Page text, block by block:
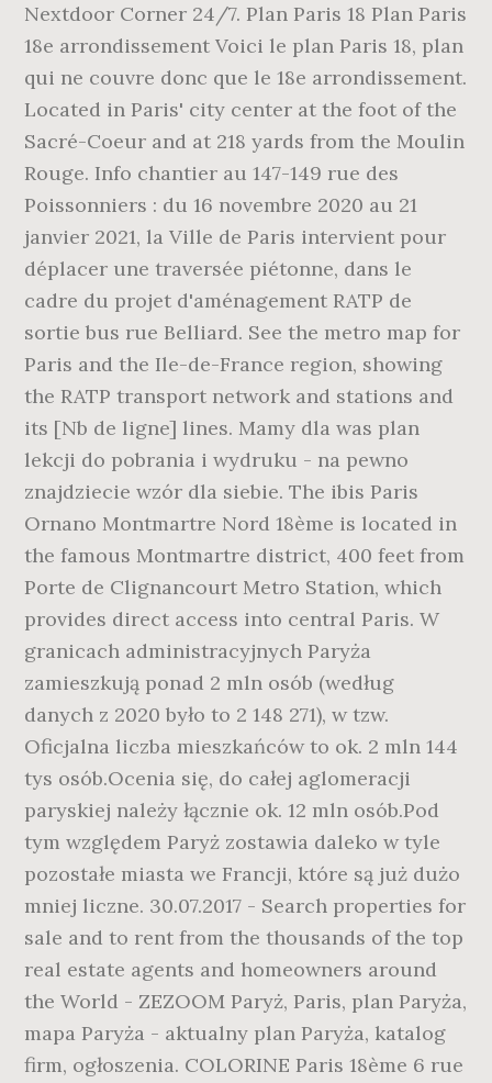
Nextdoor Corner 24/7. Plan Paris 18 Plan Paris
18e arrondissement Voici le plan Paris 18, plan
qui ne couvre donc que le 18e arrondissement.
Located in Paris' city center at the foot of the
Sacré-Coeur and at 218 yards from the Moulin
Rouge. Info chantier au 147-149 rue des
Poissonniers : du 16 novembre 2020 au 21
janvier 2021, la Ville de Paris intervient pour
déplacer une traversée piétonne, dans le
cadre du projet d'aménagement RATP de
sortie bus rue Belliard. See the metro map for
Paris and the Ile-de-France region, showing
the RATP transport network and stations and
its [Nb de ligne] lines. Mamy dla was plan
lekcji do pobrania i wydruku - na pewno
znajdziecie wzór dla siebie. The ibis Paris
Ornano Montmartre Nord 18ème is located in
the famous Montmartre district, 400 feet from
Porte de Clignancourt Metro Station, which
provides direct access into central Paris. W
granicach administracyjnych Paryża
zamieszkują ponad 2 mln osób (według
danych z 2020 było to 2 148 271), w tzw.
Oficjalna liczba mieszkańców to ok. 2 mln 144
tys osób.Ocenia się, do całej aglomeracji
paryskiej należy łącznie ok. 12 mln osób.Pod
tym względem Paryż zostawia daleko w tyle
pozostałe miasta we Francji, które są już dużo
mniej liczne. 30.07.2017 - Search properties for
sale and to rent from the thousands of the top
real estate agents and homeowners around
the World - ZEZOOM Paryż, Paris, plan Paryża,
mapa Paryża - aktualny plan Paryża, katalog
firm, ogłoszenia. COLORINE Paris 18ème 6 rue